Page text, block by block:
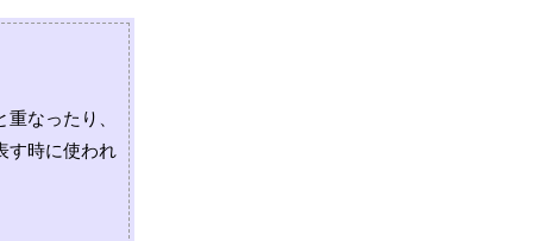
なったり、
す時に使われ